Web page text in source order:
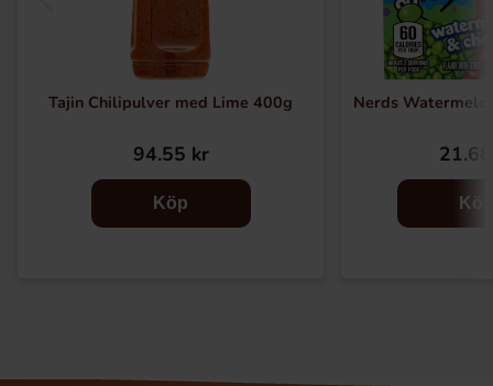
Tajin Chilipulver med Lime 400g
94.55 kr
Köp
Nerds
Köp